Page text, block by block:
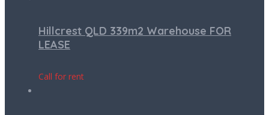
Hillcrest QLD 339m2 Warehouse FOR
LEASE
Call for rent